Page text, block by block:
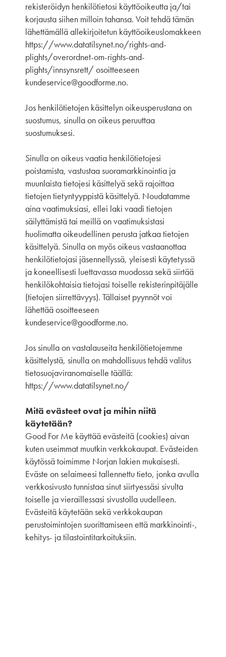
rekisteröidyn henkilötietosi käyttöoikeutta ja/tai
korjausta siihen milloin tahansa. Voit tehdä tämän
lähettämällä allekirjoitetun käyttöoikeuslomakkeen
https://www.datatilsynet.no/rights-and-
plights/overordnet-om-rights-and-
plights/innsynsrett/ osoitteeseen
kundeservice@goodforme.no.
Jos henkilötietojen käsittelyn oikeusperustana on
suostumus, sinulla on oikeus peruuttaa
suostumuksesi.
Sinulla on oikeus vaatia henkilötietojesi
poistamista, vastustaa suoramarkkinointia ja
muunlaista tietojesi käsittelyä ​​sekä rajoittaa
tietojen tietyntyyppistä käsittelyä. Noudatamme
aina vaatimuksiasi, ellei laki vaadi tietojen
säilyttämistä tai meillä on vaatimuksistasi
huolimatta oikeudellinen perusta jatkaa tietojen
käsittelyä. Sinulla on myös oikeus vastaanottaa
henkilötietojasi jäsennellyssä, yleisesti käytetyssä
ja koneellisesti luettavassa muodossa sekä siirtää
henkilökohtaisia ​​tietojasi toiselle rekisterinpitäjälle
(tietojen siirrettävyys). Tällaiset pyynnöt voi
lähettää osoitteeseen
kundeservice@goodforme.no.
Jos sinulla on vastalauseita henkilötietojemme
käsittelystä, sinulla on mahdollisuus tehdä valitus
tietosuojaviranomaiselle täällä:
https://www.datatilsynet.no/
Mitä evästeet ovat ja mihin niitä
käytetään?
Good For Me käyttää evästeitä (cookies) aivan
kuten useimmat muutkin verkkokaupat. Evästeiden
käytössä toimimme Norjan lakien mukaisesti.
Eväste on selaimeesi tallennettu tieto, jonka avulla
verkkosivusto tunnistaa sinut siirtyessäsi sivulta
toiselle ja vieraillessasi sivustolla uudelleen.
Evästeitä käytetään sekä verkkokaupan
perustoimintojen suorittamiseen että markkinointi-,
kehitys- ja tilastointitarkoituksiin.